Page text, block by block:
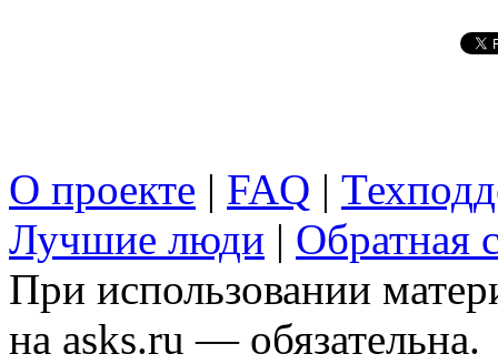
О проекте | FAQ |
Лучшие люди | Обратная
При использовании
на asks.ru — обязательна.